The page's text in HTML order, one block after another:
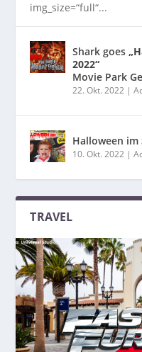
img_size=“full“...
Shark goes
2022“
Movie Park
22. Okt. 2022 |
Halloween im
10. Okt. 2022 |
TRAVEL